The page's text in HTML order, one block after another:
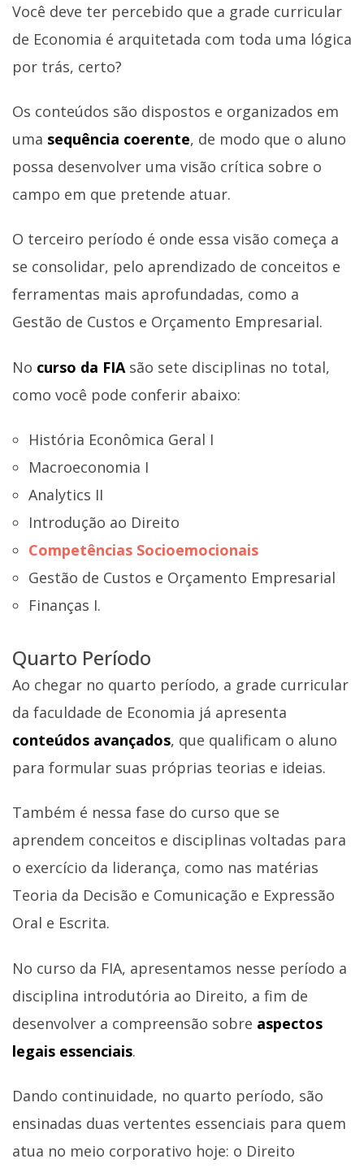
Você deve ter percebido que a grade curricular
de Economia é arquitetada com toda uma lógica
por trás, certo?
Os conteúdos são dispostos e organizados em
uma sequência coerente, de modo que o aluno
possa desenvolver uma visão crítica sobre o
campo em que pretende atuar.
O terceiro período é onde essa visão começa a
se consolidar, pelo aprendizado de conceitos e
ferramentas mais aprofundadas, como a
Gestão de Custos e Orçamento Empresarial.
No curso da FIA são sete disciplinas no total,
como você pode conferir abaixo:
História Econômica Geral I
Macroeconomia I
Analytics II
Introdução ao Direito
Competências Socioemocionais
Gestão de Custos e Orçamento Empresarial
Finanças I.
Quarto Período
Ao chegar no quarto período, a grade curricular
da faculdade de Economia já apresenta
conteúdos avançados, que qualificam o aluno
para formular suas próprias teorias e ideias.
Também é nessa fase do curso que se
aprendem conceitos e disciplinas voltadas para
o exercício da liderança, como nas matérias
Teoria da Decisão e Comunicação e Expressão
Oral e Escrita.
No curso da FIA, apresentamos nesse período a
disciplina introdutória ao Direito, a fim de
desenvolver a compreensão sobre aspectos
legais essenciais.
Dando continuidade, no quarto período, são
ensinadas duas vertentes essenciais para quem
atua no meio corporativo hoje: o Direito